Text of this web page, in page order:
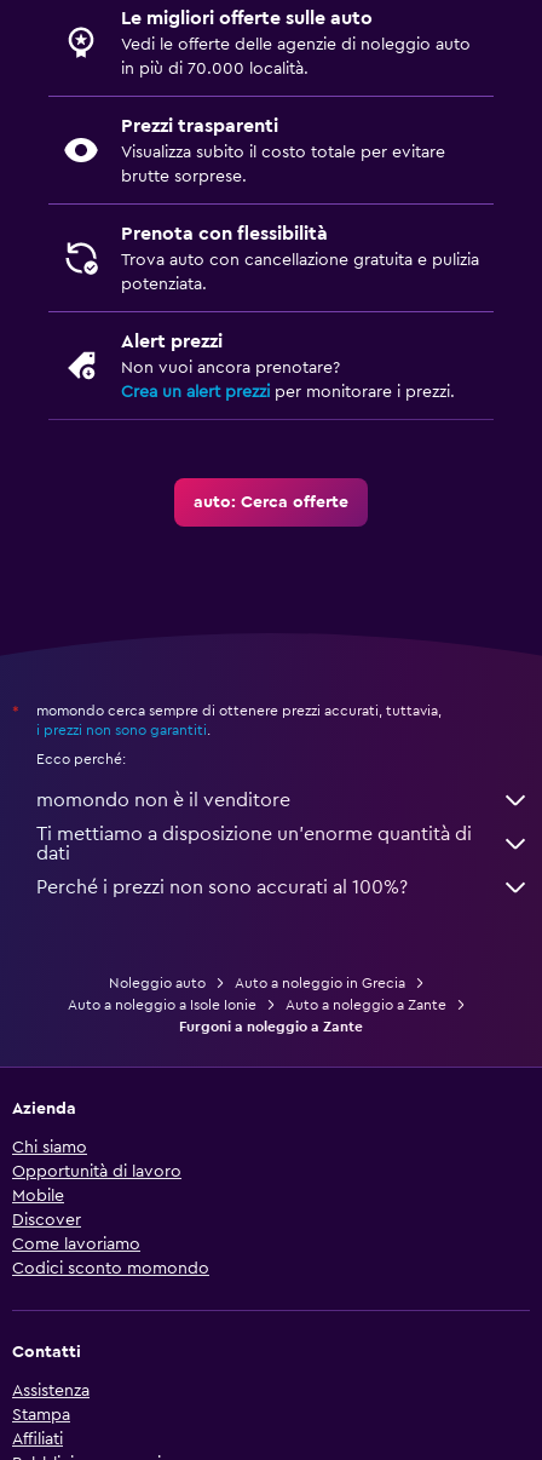
Le migliori offerte sulle auto
Vedi le offerte delle agenzie di noleggio auto
in più di 70.000 località.
Prezzi trasparenti
Visualizza subito il costo totale per evitare
brutte sorprese.
Prenota con flessibilità
Trova auto con cancellazione gratuita e pulizia
potenziata.
Alert prezzi
Non vuoi ancora prenotare?
Crea un alert prezzi per monitorare i prezzi.
auto: Cerca offerte
*
momondo cerca sempre di ottenere prezzi accurati, tuttavia,
i prezzi non sono garantiti
Ecco perché:
momondo non è il venditore
Ti mettiamo a disposizione un’enorme quantità di
dati
Perché i prezzi non sono accurati al 100%?
Noleggio auto
Auto a noleggio in Grecia
Auto a noleggio a Isole Ionie
Auto a noleggio a Zante
Furgoni a noleggio a Zante
Azienda
Chi siamo
Opportunità di lavoro
Mobile
Discover
Come lavoriamo
Codici sconto momondo
Contatti
Assistenza
Stampa
Affiliati